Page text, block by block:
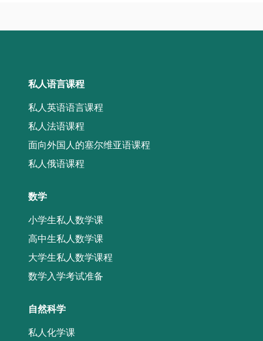
私人语言课程
私人英语语言课程
私人法语课程
面向外国人的塞尔维亚语课程
私人俄语课程
数学
小学生私人数学课
高中生私人数学课
大学生私人数学课程
数学入学考试准备
自然科学
私人化学课